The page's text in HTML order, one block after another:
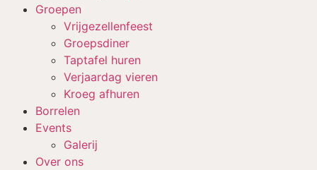
Groepen
Vrijgezellenfeest
Groepsdiner
Taptafel huren
Verjaardag vieren
Kroeg afhuren
Borrelen
Events
Galerij
Over ons